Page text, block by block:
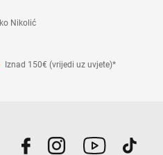
Nikolić
Iznad 150€ (vrijedi uz uvjete)*